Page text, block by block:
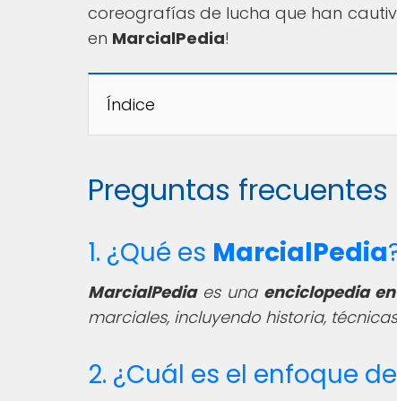
coreografías de lucha que han
en MarcialPedia!
Índice
Preguntas frecuentes
1. ¿Qué es MarcialPedia
MarcialPediaes una enciclopedia
marciales, incluyendo historia,
2. ¿Cuál es el enfoque de